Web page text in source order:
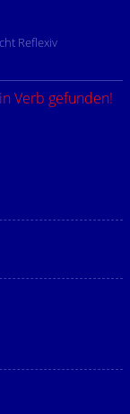
Reflexiv
Verb gefunden!